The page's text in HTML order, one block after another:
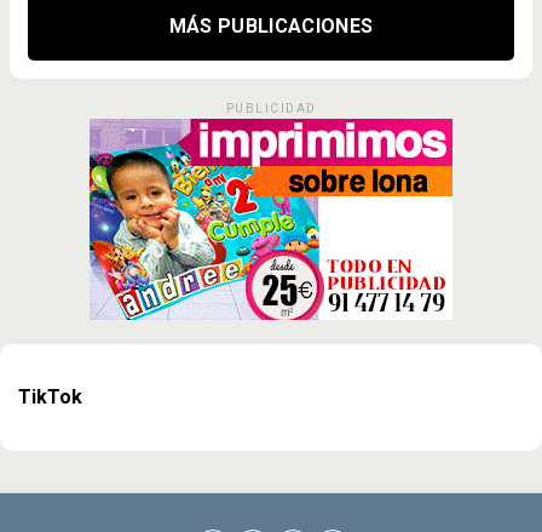
MÁS PUBLICACIONES
PUBLICIDAD
TikTok